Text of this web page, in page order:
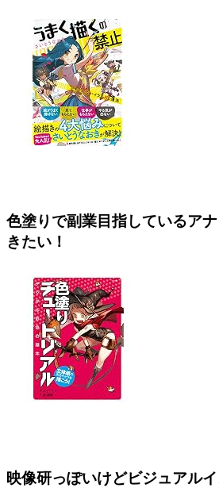
色塗りで副業目指しているア
きたい！
映像研っぽいけどビジュアル